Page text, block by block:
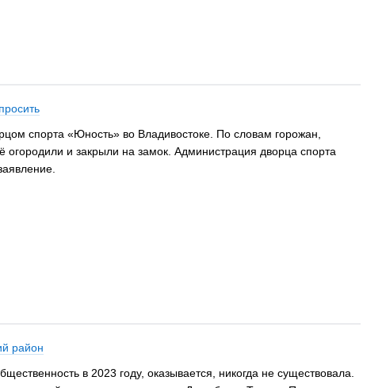
спорта «Юность» во Владивостоке. По словам горожан,
и закрыли на замок. Администрация дворца спорта
район
в 2023 году, оказывается, никогда не существовала.